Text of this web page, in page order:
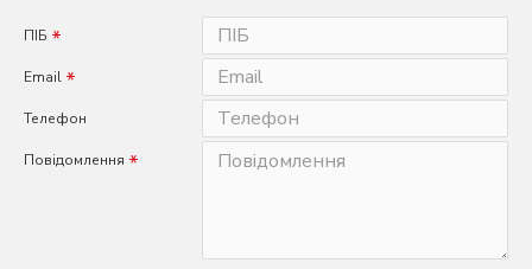
ПІБ
Email
Телефон
Повідомлення